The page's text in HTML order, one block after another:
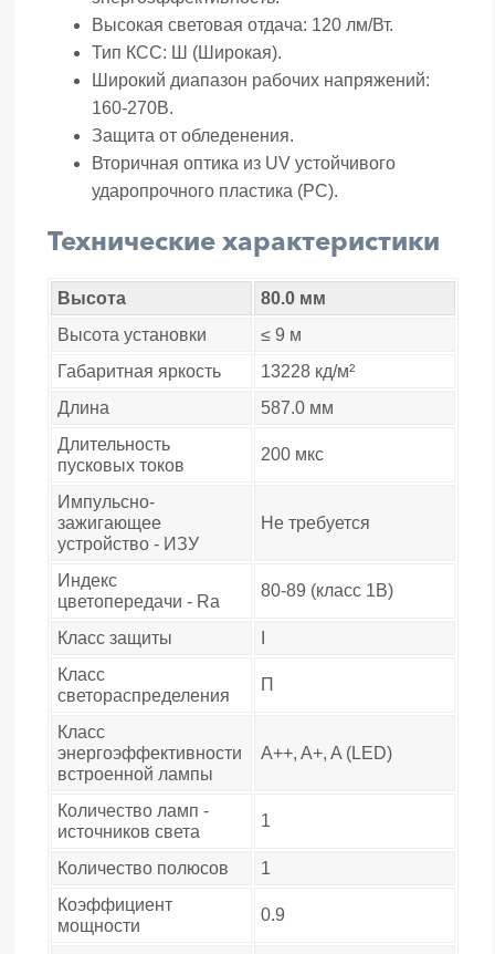
Высокая световая отдача: 120 лм/Вт.
Тип КСС: Ш (Широкая).
Широкий диапазон рабочих напряжений:
160-270В.
Защита от обледенения.
Вторичная оптика из UV устойчивого
ударопрочного пластика (РС).
Технические характеристики
Высота
80.0 мм
Высота установки
≤ 9 м
Габаритная яркость
13228 кд/м²
Длина
587.0 мм
Длительность
пусковых токов
200 мкс
Импульсно-
зажигающее
устройство - ИЗУ
Не требуется
Индекс
цветопередачи - Ra
80-89 (класс 1B)
Класс защиты
Класс
светораспределения
П
Класс
энергоэффективности
встроенной лампы
A++, A+, A (LED)
Количество ламп -
источников света
1
Количество полюсов
1
Коэффициент
мощности
0.9